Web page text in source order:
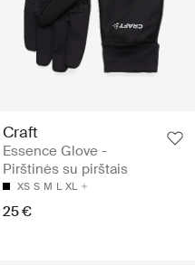
Craft
Essence Glove -
Pirštinės su pirštais
XS S M L XL
25 €